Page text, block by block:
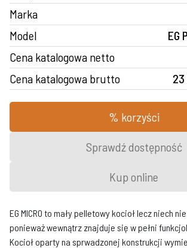
Marka
Model
EG
Cena katalogowa netto
Cena katalogowa brutto
% korzyści
Sprawdź dostępność
Kup online
EG MICRO to mały pelletowy kocioł lecz niech
ponieważ wewnątrz znajduje się w pełni
Kocioł oparty na sprwadzonej konstrukcji